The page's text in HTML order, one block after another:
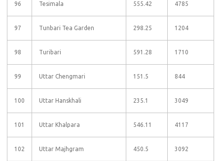
96 Tesimala 555.42 4785
97 Tunbari Tea Garden 298.25 1204
98 Turibari 591.28 1710
99 Uttar Chengmari 151.5 844
100 Uttar Hanskhali 235.1 3049
101 Uttar Khalpara 546.11 4117
102 Uttar Majhgram 450.5 3092